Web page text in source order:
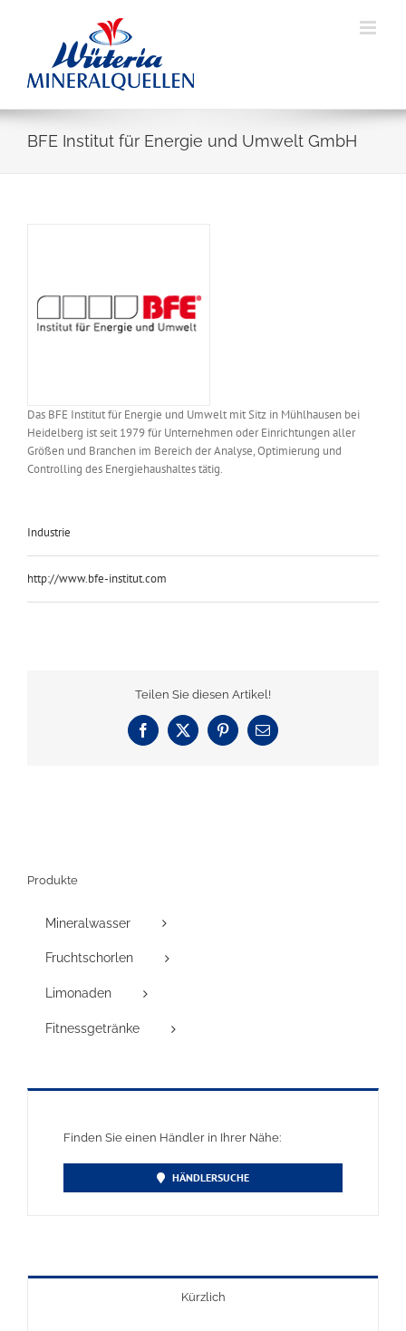
BFE Institut für Energie und Umwelt GmbH
Das BFE Institut für Energie und Umwelt mit Sitz in Mühlhausen bei
Heidelberg ist seit 1979 für Unternehmen oder Einrichtungen aller
Größen und Branchen im Bereich der Analyse, Optimierung und
Controlling des Energiehaushaltes tätig.
Industrie
http://www.bfe-institut.com
Teilen Sie diesen Artikel!
Facebook
X PinterestE-
Mail
Produkte
Mineralwasser
Fruchtschorlen
Limonaden
Fitnessgetränke
Finden Sie einen Händler in Ihrer Nähe:
HÄNDLERSUCHE
Kürzlich